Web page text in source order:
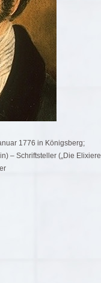
1776 in Königsberg;
– Schriftsteller („Die Elixiere